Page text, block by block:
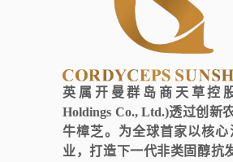
英属开曼群岛商天草控股
Holdings Co., Ltd.)透过创新
牛樟芝。为全球首家以核
业，打造下一代非类固醇抗